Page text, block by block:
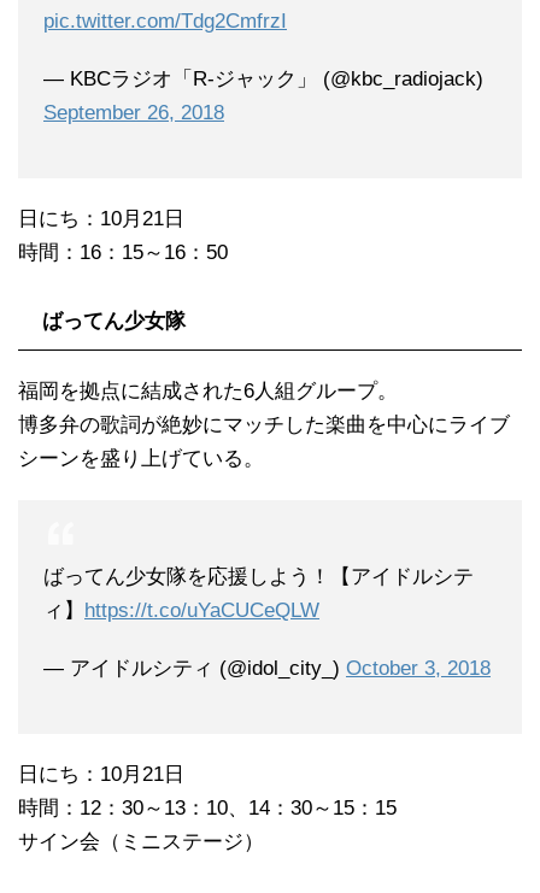
pic.twitter.com/Tdg2CmfrzI
— KBCラジオ「R-ジャック」 (@kbc_radiojack)
September 26, 2018
日にち：10月21日
時間：16：15～16：50
ばってん少女隊
福岡を拠点に結成された6人組グループ。
博多弁の歌詞が絶妙にマッチした楽曲を中心にライブ
シーンを盛り上げている。
ばってん少女隊を応援しよう！【アイドルシテ
ィ】 https://t.co/uYaCUCeQLW
— アイドルシティ (@idol_city_) October 3, 2018
日にち：10月21日
時間：12：30～13：10、14：30～15：15
サイン会（ミニステージ）